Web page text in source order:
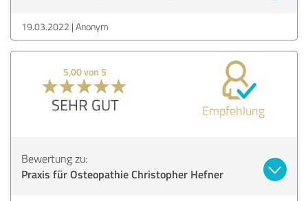
19.03.2022 Anonym
5,00 von 5
SEHR GUT Empfehlung
Bewertung zu:
Praxis für Osteopathie Christopher Hefner